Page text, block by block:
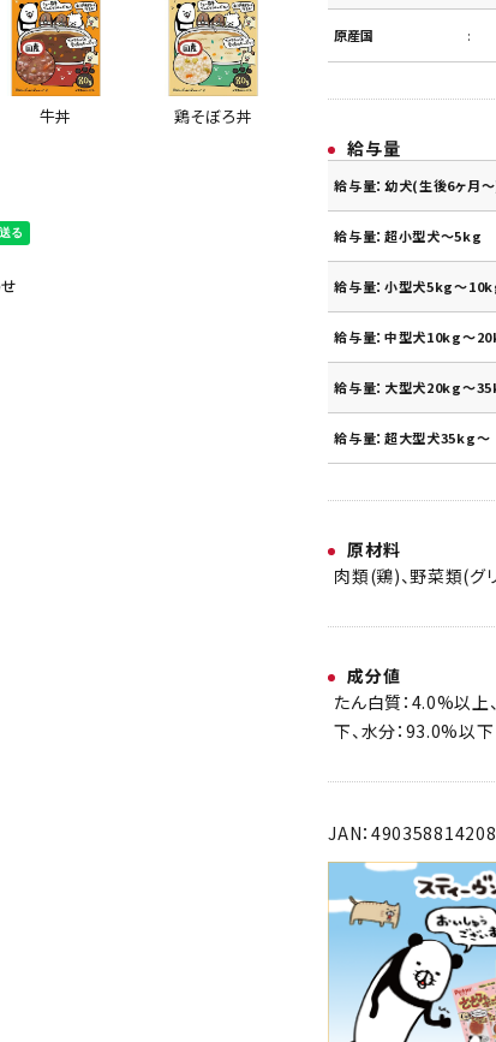
牛丼 鶏そぼろ丼
原産国
給与量
給与量：幼犬(生後6ヶ月
給与量：超小型犬～5kg
給与量：小型犬5kg～
給与量：中型犬10kg～
給与量：大型犬20kg～
給与量：超大型犬35kg～
原材料
肉類(鶏)、野菜類(グ
成分値
たん白質：4.0%以上
下、水分：93.0%以下
JAN：